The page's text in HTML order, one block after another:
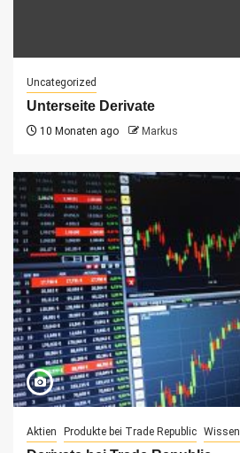
Uncategorized
Unterseite Derivate
10 Monaten ago Markus
Aktien Produkte bei Trade Republic Wissen